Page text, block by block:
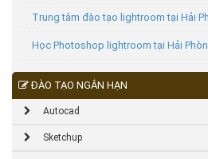
Trung tâm đào tạo lightroom tại Hải
Học Photoshop lightroom tại Hải
ĐÀO TẠO NGẮN HẠN
Autocad
Sketchup